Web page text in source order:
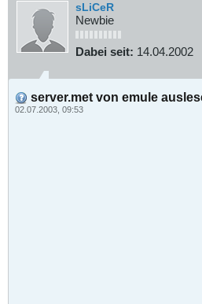
sLiCeR
Newbie
Dabei seit: 14.04.2002
server.met von emule
02.07.2003, 09:53